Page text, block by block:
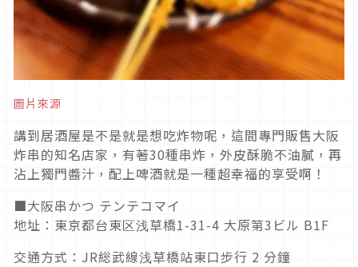
圖片來源
講到居酒屋是不是就是想吃炸物呢，這間專門販售大阪
炸串的知名店家，有著30種串炸，外皮酥脆不油膩，再
沾上獨門醬汁，配上啤酒就是一種超幸福的享受啊！
■大阪串かつ テンテコマイ
地址：東京都台東区浅草橋1-31-4 大原第3ビル B1F
交通方式：JR総武線浅草橋站東口步行 2 分鐘